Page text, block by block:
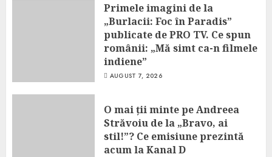
Primele imagini de la
„Burlacii: Foc în Paradis”
publicate de PRO TV. Ce spun
românii: „Mă simt ca-n filmele
indiene”
AUGUST 7, 2026
O mai ții minte pe Andreea
Străvoiu de la „Bravo, ai
stil!”? Ce emisiune prezintă
acum la Kanal D